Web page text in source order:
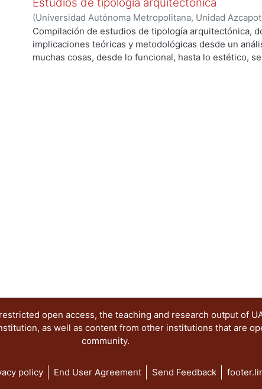
Estudios de tipología arquitectónica
(Universidad Autónoma Metropolitana, Unidad
Artes para el Diseño, Departamento de Evaluación del
Guerrero Baca, Luis F., editor;Rodríguez Viqueira,
Francisco;Ayala Alonso, Enrique;Díaz-Berrio F.,
Compilación de estudios de tipología arquitectónica,
implicaciones teóricas y metodológicas desde un
muchas cosas, desde lo funcional, hasta lo estético,
open access, the teaching and research output of
as well as content from other institutions that are
community.
policy End User Agreement Send Feedback